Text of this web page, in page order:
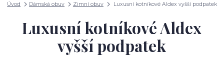
Úvod Dámská obuv Zimní obuv Luxusní kotníkové Aldex vyšší podpatek
Luxusní kotníkové Aldex
vyšší podpatek